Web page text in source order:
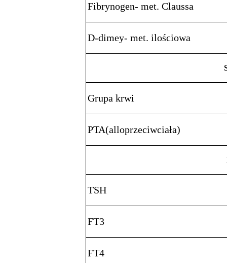
Fibrynogen- met. Claussa
D-dimey- met. ilościowa
Grupa krwi
PTA(alloprzeciwciała)
TSH
FT3
FT4